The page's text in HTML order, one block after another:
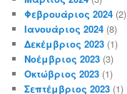
Φεβρουάριος 2024 (2)
Ιανουάριος 2024 (8)
Δεκέμβριος 2023 (1)
Νοέμβριος 2023 (3)
Οκτώβριος 2023 (1)
Σεπτέμβριος 2023 (1)